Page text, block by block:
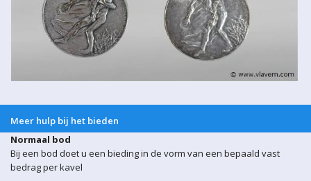
Meer hulp bij het bieden
Normaal bod
Bij een bod doet u een bieding in de vorm van een bepaald vast
bedrag per kavel